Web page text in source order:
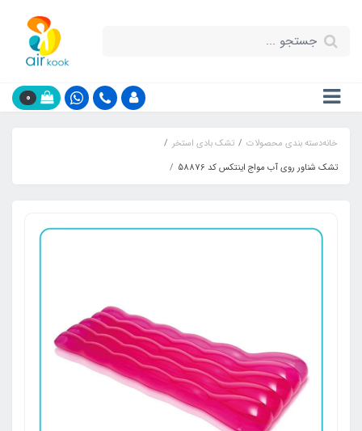
0
خانهدسته بندی محصولات
تشک بادی استخر
تشک شناور روی آب مواج اینتکس کد 58876